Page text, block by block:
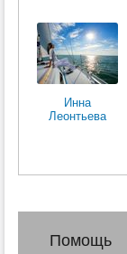
Инна
Леонтьева
Помощь